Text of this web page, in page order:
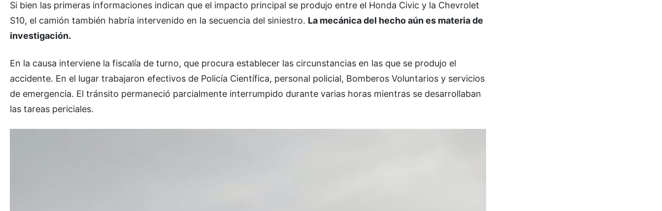
Si bien las primeras informaciones indican que el impacto principal se produjo entre el Honda Civic y la Chevrolet
S10, el camión también habría intervenido en la secuencia del siniestro. La mecánica del hecho aún es materia de
investigación.
En la causa interviene la fiscalía de turno, que procura establecer las circunstancias en las que se produjo el
accidente. En el lugar trabajaron efectivos de Policía Científica, personal policial, Bomberos Voluntarios y servicios
de emergencia. El tránsito permaneció parcialmente interrumpido durante varias horas mientras se desarrollaban
las tareas periciales.